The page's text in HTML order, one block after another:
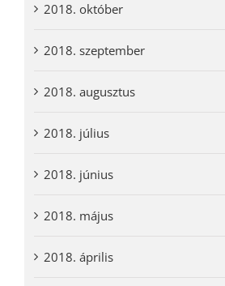
2018. október
2018. szeptember
2018. augusztus
2018. július
2018. június
2018. május
2018. április